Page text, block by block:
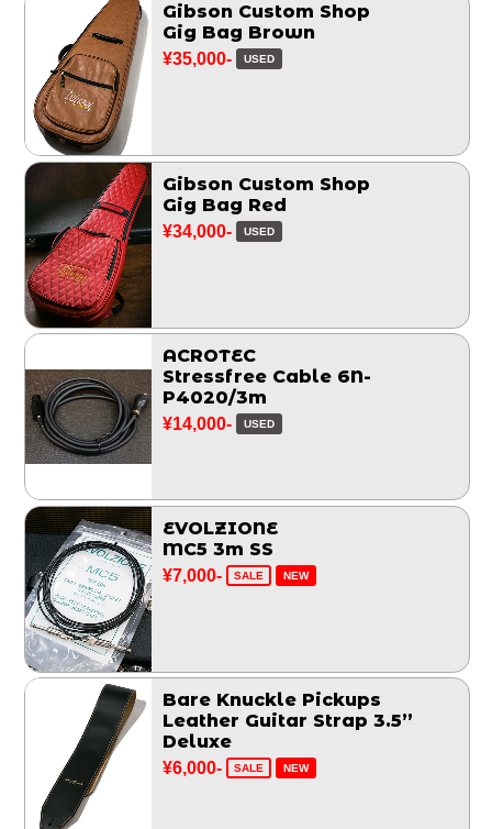
Gibson Custom Shop
Gig Bag Brown
¥35,000- USED
Gibson Custom Shop
Gig Bag Red
¥34,000- USED
ACROTEC
Stressfree Cable 6N-
P4020/3m
¥14,000- USED
EVOLZIONE
MC5 3m SS
¥7,000- SALE NEW
Bare Knuckle Pickups
Leather Guitar Strap 3.5”
Deluxe
¥6,000- SALE NEW